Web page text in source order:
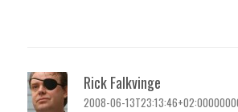
Rick Falkvinge
2008-06-